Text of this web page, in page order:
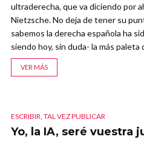
ultraderecha, que va diciendo por
Nietzsche. No deja de tener su
sabemos la derecha española ha
siendo hoy, sin duda- la más paleta
VER MÁS
ESCRIBIR, TAL VEZ PUBLICAR
Yo, la IA, seré vuestra